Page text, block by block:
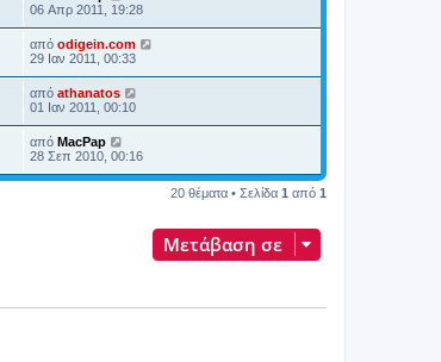
06 Απρ 2011, 19:28
από odigein.com
29 Ιαν 2011, 00:33
από athanatos
01 Ιαν 2011, 00:10
από MacPap
28 Σεπ 2010, 00:16
20 θέματα • Σελίδα 1 από 1
Μετάβαση σε